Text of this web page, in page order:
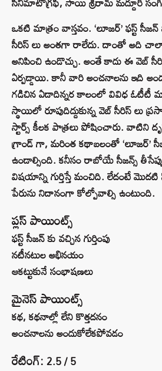
ఒకటి మాత్రం వాస్తవం. ‘లూజర్’ ఫస్ట్
సీరిస్ లు అంతగా రాలేదు. దాంతో అది
అనిపించి ఉండొచ్చు. అంతే కాదు ఈ వెబ్
ఏర్పడ్డాయి. కానీ వారి అంచనాలను ఇది
గడిచిన ఏడాదిన్నర కాలంలో వివిధ
స్థాయిలో రూపుదిద్దుకున్న వెబ్ సీరిస్ లు
స్టార్స్ కీలక పాత్రలు పోషించారు. వాటిని
గ్రాండ్ గా, మరింత కథాబలంతో ‘లూజర్’
ఉండాల్సింది. కనీసం రాబోయే సీజన్స్
విషయాన్ని గుర్తిస్తే మంచిది. లేదంటే మొదటి
పేరును నిదానంగా కోల్పోవాల్సి ఉంటుంది.
ప్లస్ పాయింట్స్
ఫస్ట్ సీజన్ కు వచ్చిన గుర్తింపు
నటీనటుల అభినయం
ఆకట్టుకునే సంభాషణలు
మైనెస్ పాయింట్స్
కథ, కథనాల్లో లేని కొత్తదనం
అంచనాలను అందుకోలేకపోవడం
రేటింగ్:2.5 / 5